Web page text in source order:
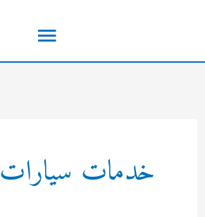
المحتوى
القائمة
الرئيسية
خدمات سيارات